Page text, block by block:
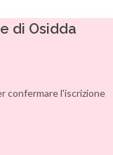
di Osidda
confermare l'iscrizione